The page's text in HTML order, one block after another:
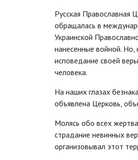
Русская Православная
обращалась в
Украинской
нанесенные войной. Но,
исповедание своей
человека.
На наших глазах
объявлена Церковь,
Молясь обо всех
страдание невинных
организовывал этот